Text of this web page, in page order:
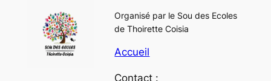
Organisé par le Sou des Ecoles
de Thoirette Coisia
Accueil
Contact :